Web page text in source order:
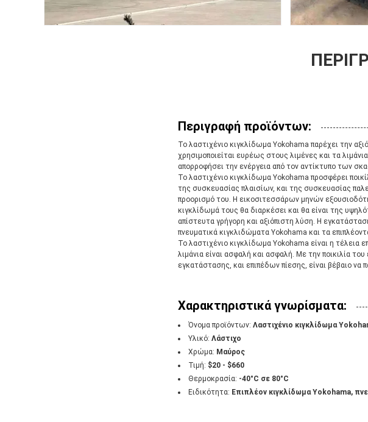
Περιγραφή προϊόντων:
Το λαστιχένιο κιγκλίδωμα Yokohama παρέχει την
χρησιμοποιείται ευρέως στους λιμένες και τα
απορροφήσει την ενέργεια από τον αντίκτυπο των
Το λαστιχένιο κιγκλίδωμα Yokohama προσφέρει
της συσκευασίας πλαισίων, και της συσκευασίας
προορισμό του. Η εικοσιτεσσάρων μηνών
κιγκλίδωμά τους θα διαρκέσει και θα είναι της
απίστευτα γρήγορη και αξιόπιστη λύση. Η
πνευματικά κιγκλιδώματα Yokohama και τα
Το λαστιχένιο κιγκλίδωμα Yokohama είναι η τέλεια
λιμάνια είναι ασφαλή και ασφαλή. Με την ποικιλία
εγκατάστασης, και επιπέδων πίεσης, είναι βέβαιο να
Χαρακτηριστικά γνωρίσματα:
Όνομα προϊόντων: Λαστιχένιο κιγκλίδωμα
Υλικό: Λάστιχο
Χρώμα: Μαύρος
Τιμή: $20 - $660
Θερμοκρασία: -40°C σε 80°C
Ειδικότητα: Επιπλέον κιγκλίδωμα Yokohama,